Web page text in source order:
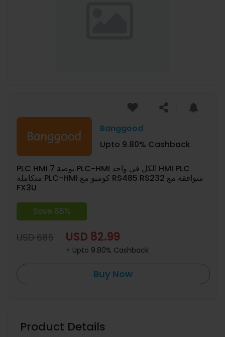
Banggood
Upto 9.80% Cashback
PLC HMI 7 بوصة PLC-HMI الكل في واحد HMI PLC
متكاملة PLC-HMI كومبو مع RS485 RS232 متوافقة مع
FX3U
Save 88%
USD 685 USD 82.99
+ Upto 9.80% Cashback
Buy Now
Product Details